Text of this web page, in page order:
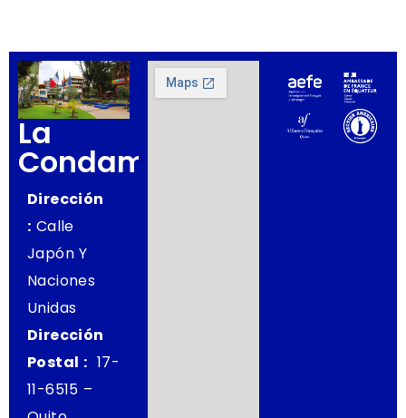
La
Condamine
Dirección
: Calle
Japón Y
Naciones
Unidas
Dirección
Postal : 17-
11-6515 –